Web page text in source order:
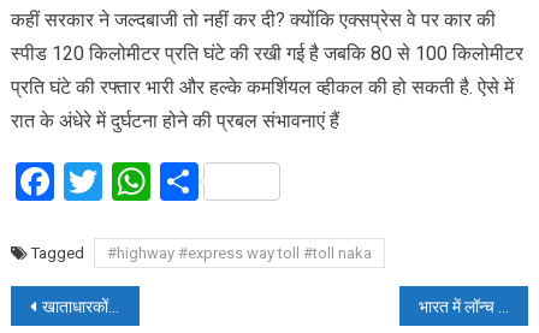
कहीं सरकार ने जल्दबाजी तो नहीं कर दी? क्योंकि एक्सप्रेस वे पर कार की
स्पीड 120 किलोमीटर प्रति घंटे की रखी गई है जबकि 80 से 100 किलोमीटर
प्रति घंटे की रफ्तार भारी और हल्के कमर्शियल व्हीकल की हो सकती है. ऐसे में
रात के अंधेरे में दुर्घटना होने की प्रबल संभावनाएं हैं
Facebook
Twitter
WhatsApp
Share
Tagged #highway #express way toll #toll naka
Post
खाताधारकों का बीमा संबंधी प्रमाणपत्र भी जारी करें बैंक